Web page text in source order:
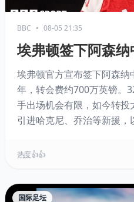
BBC • 08-05 21:35
埃弗顿签下阿森
埃弗顿官方宣布签下阿森
年，转会费约700万英镑。
手出场机会有限，如今转
引进哈克尼、乔治等新援，
客场挑战水晶宫，开启新赛
热度 👍👍
国际足坛